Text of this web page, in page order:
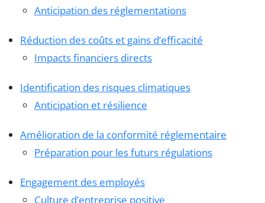
Anticipation des réglementations
Réduction des coûts et gains d’efficacité
Impacts financiers directs
Identification des risques climatiques
Anticipation et résilience
Amélioration de la conformité réglementaire
Préparation pour les futurs régulations
Engagement des employés
Culture d’entreprise positive